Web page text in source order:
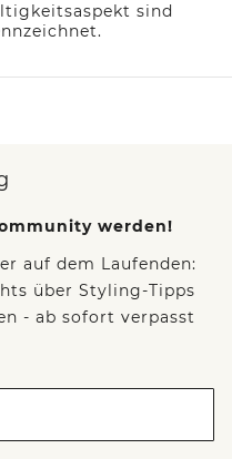
sind
werden!
auf dem Laufenden:
über Styling-Tipps
- ab sofort verpasst